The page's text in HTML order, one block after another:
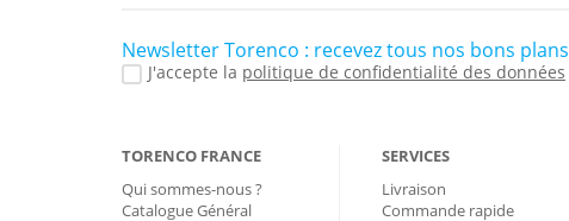
Newsletter Torenco : recevez tous nos bons plans
J'accepte la politique de confidentialité des données
TORENCO FRANCE
Qui sommes-nous ?
Catalogue Général
SERVICES
Livraison
Commande rapide